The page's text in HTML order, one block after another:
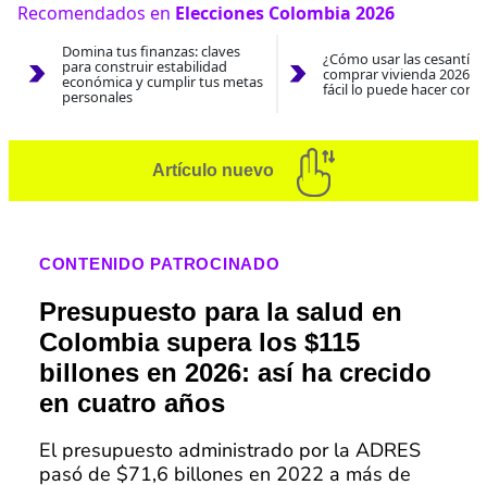
Recomendados en Elecciones Colombia 2026
Domina tus finanzas: claves
para construir estabilidad
económica y cumplir tus metas
personales
¿Cómo usar las
comprar vivienda 2026?
fácil lo puede hacer con
Artículo nuevo
CONTENIDO PATROCINADO
Presupuesto para la salud en
Colombia supera los $115
billones en 2026: así ha crecido
en cuatro años
El presupuesto administrado por la ADRES
pasó de $71,6 billones en 2022 a más de